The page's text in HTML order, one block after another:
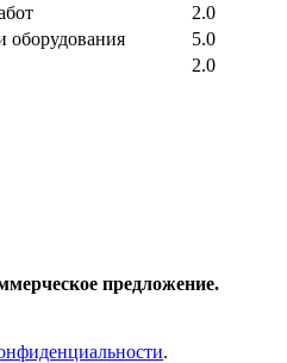
2.0
оборудования
5.0
2.0
предложение.
.